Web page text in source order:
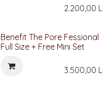
2.200,00 L
Benefit The Pore Fessional
Full Size + Free Mini Set
3.500,00 L